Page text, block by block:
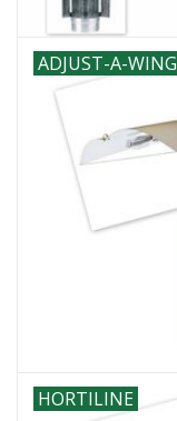
ADJUST-A-WING
HORTILINE